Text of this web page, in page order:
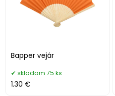
Bapper vejár
skladom 75 ks
1.30 €